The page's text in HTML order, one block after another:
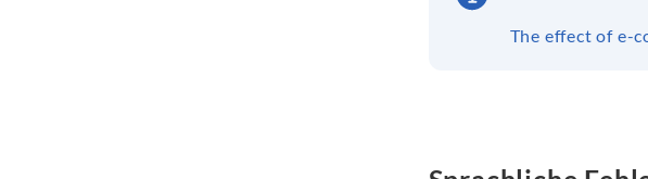
The effect of e-